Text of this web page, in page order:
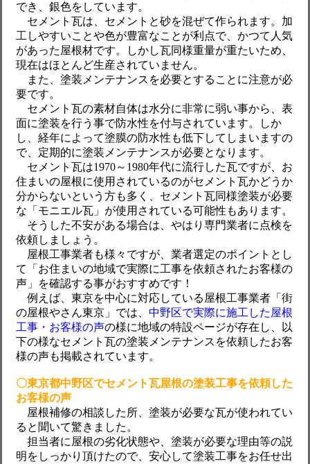
でき、銀色をしています。
セメント瓦は、セメントと砂を混ぜて作られます。加
工しやすいことや色が豊富なことが利点で、かつて人気
があった屋根材です。しかし瓦同様重量が重たいため、
現在はほとんど生産されていません。
また、塗装メンテナンスを必要とすることに注意が必
要です。
セメント瓦の素材自体は水分に非常に弱い事から、表
面に塗装を行う事で防水性を付与されています。しか
し、経年によって塗膜の防水性も低下してしまいますの
で、定期的に塗装メンテナンスが必要となります。
セメント瓦は1970～1980年代に流行した瓦ですが、お
住まいの屋根に使用されているのがセメント瓦かどうか
分からないという方も多く、セメント瓦同様塗装が必要
な「モニエル瓦」が使用されている可能性もあります。
そうした不安がある場合は、やはり専門業者に点検を
依頼しましょう。
屋根工事業者も様々ですが、業者選定のポイントとし
て「お住まいの地域で実際に工事を依頼されたお客様の
声」を確認する事がおすすめです！
例えば、東京を中心に対応している屋根工事業者「街
の屋根やさん東京」では、 中野区で実際に施工した屋根
工事・お客様の声の様に地域の特設ページが存在し、以
下の様なセメント瓦の塗装メンテナンスを依頼したお客
様の声も掲載されています。
〇東京都中野区でセメント瓦屋根の塗装工事を依頼した
お客様の声
屋根補修の相談した所、塗装が必要な瓦が使われてい
ると聞いて驚きました。
担当者に屋根の劣化状態や、塗装が必要な理由等の説
明をしっかり頂けたので、安心して塗装工事をお任せ出